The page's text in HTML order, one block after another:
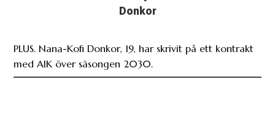
Donkor
PLUS. Nana-Kofi Donkor, 19, har skrivit på ett kontrakt
med AIK över säsongen 2030.